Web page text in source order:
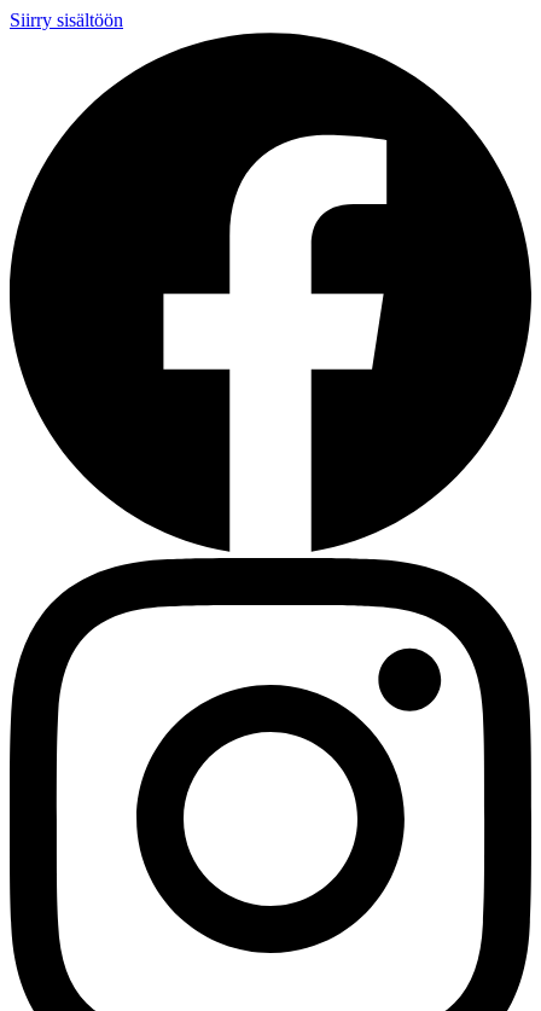
Siirry sisältöön